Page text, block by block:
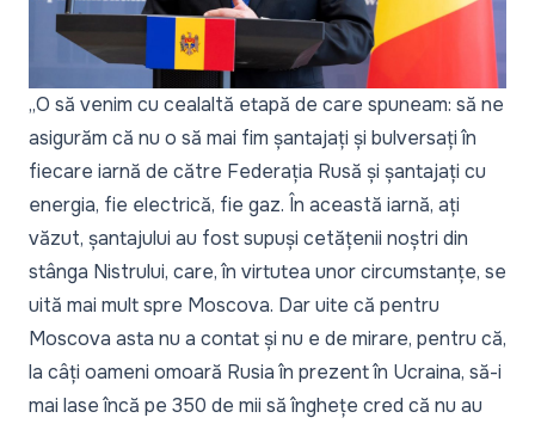
„O să venim cu cealaltă etapă de care spuneam: să ne
asigurăm că nu o să mai fim șantajați și bulversați în
fiecare iarnă de către Federația Rusă și șantajați cu
energia, fie electrică, fie gaz. În această iarnă, ați
văzut, șantajului au fost supuși cetățenii noștri din
stânga Nistrului, care, în virtutea unor circumstanțe, se
uită mai mult spre Moscova. Dar uite că pentru
Moscova asta nu a contat și nu e de mirare, pentru că,
la câți oameni omoară Rusia în prezent în Ucraina, să-i
mai lase încă pe 350 de mii să înghețe cred că nu au